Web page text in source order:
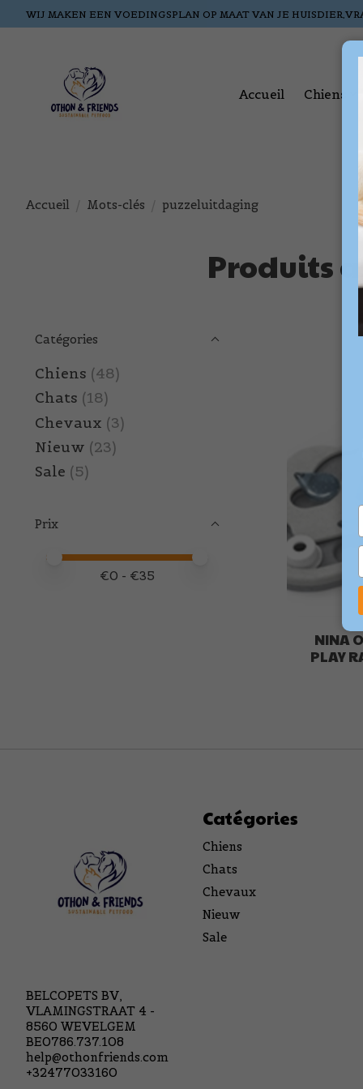
WIJ MAKEN EEN VOEDINGSPLAN OP MAAT VAN JE
Accueil Chiens
Accueil Mots-clés puzzeluitdaging
Produits
Catégories
Chiens (48)
Chats (18)
Chevaux (3)
Nieuw (23)
Sale (5)
Prix
Prix minimum
Price maximum value
€0 - €35
NINA
PLAY
BELCOPETS BV,
VLAMINGSTRAAT 4 -
8560 WEVELGEM
BE0786.737.108
help@othonfriends.com
+32477033160
Catégories
Chiens
Chats
Chevaux
Nieuw
Sale